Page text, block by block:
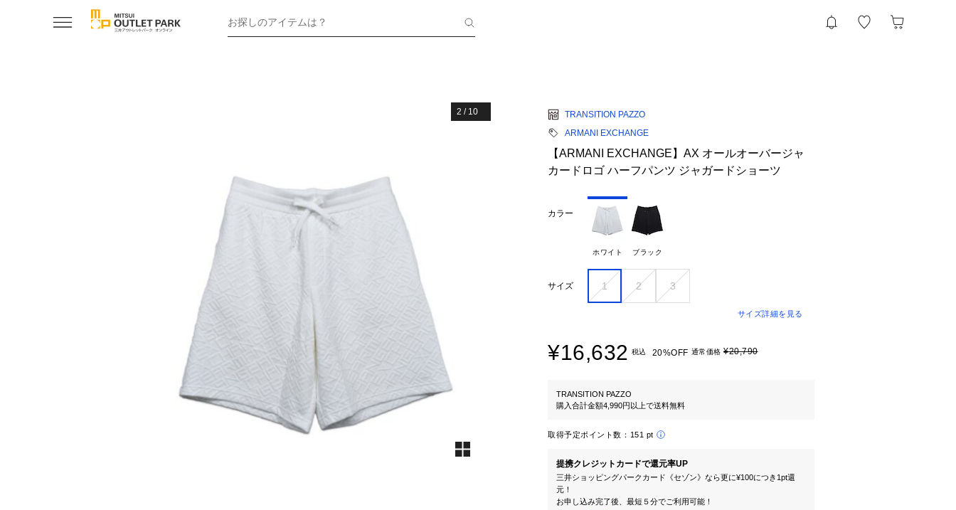
お探しのアイテムは？
2 / 10
TRANSITION PAZZO
ARMANI EXCHANGE
【ARMANI EXCHANGE】AX オールオーバージャ
カードロゴ ハーフパンツ ジャガードショーツ
カラー
ホワイト ブラック
サイズ 1 2 3
サイズ詳細を見る
¥16,632 税込 20%OFF 通常価格 ¥20,790
TRANSITION PAZZO
購入合計金額4,990円以上で送料無料
取得予定ポイント数： 151 pt
提携クレジットカードで還元率UP
三井ショッピングパークカード《セゾン》なら更に¥100につき1pt還
元！
お申し込み完了後、最短５分でご利用可能！